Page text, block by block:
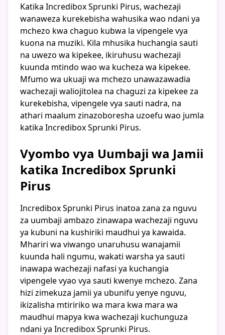
Katika Incredibox Sprunki Pirus, wachezaji
wanaweza kurekebisha wahusika wao ndani ya
mchezo kwa chaguo kubwa la vipengele vya
kuona na muziki. Kila mhusika huchangia sauti
na uwezo wa kipekee, ikiruhusu wachezaji
kuunda mtindo wao wa kucheza wa kipekee.
Mfumo wa ukuaji wa mchezo unawazawadia
wachezaji waliojitolea na chaguzi za kipekee za
kurekebisha, vipengele vya sauti nadra, na
athari maalum zinazoboresha uzoefu wao jumla
katika Incredibox Sprunki Pirus.
Vyombo vya Uumbaji wa Jamii
katika Incredibox Sprunki
Pirus
Incredibox Sprunki Pirus inatoa zana za nguvu
za uumbaji ambazo zinawapa wachezaji nguvu
ya kubuni na kushiriki maudhui ya kawaida.
Mhariri wa viwango unaruhusu wanajamii
kuunda hali ngumu, wakati warsha ya sauti
inawapa wachezaji nafasi ya kuchangia
vipengele vyao vya sauti kwenye mchezo. Zana
hizi zimekuza jamii ya ubunifu yenye nguvu,
ikizalisha mtiririko wa mara kwa mara wa
maudhui mapya kwa wachezaji kuchunguza
ndani ya Incredibox Sprunki Pirus.